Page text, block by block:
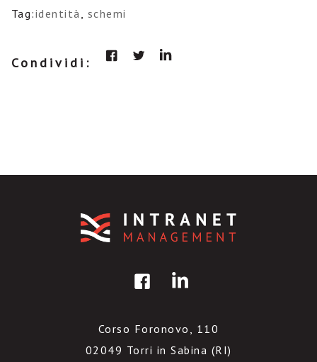
Tag:identità, schemi
Condividi:
Corso Foronovo, 110
02049 Torri in Sabina (RI)